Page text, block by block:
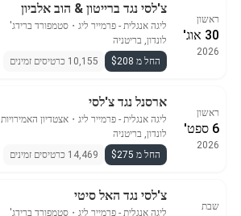
ראשון
30 אוג'
2026
צ'לסי נגד ברייטון & הוב אלביון
ליגה אנגלית - פרמייר ליג ・ סטמפורד ברידג'
לונדון, בריטניה
החל מ $208
10,155 כרטיסים זמינים
ראשון
6 ספט'
2026
ארסנל נגד צ'לסי
ליגה אנגלית - פרמייר ליג ・ אצטדיון האמירויות
לונדון, בריטניה
החל מ $275
14,469 כרטיסים זמינים
שבת
צ'לסי נגד האל סיטי
ליגה אנגלית - פרמייר ליג ・ סטמפורד ברידג'